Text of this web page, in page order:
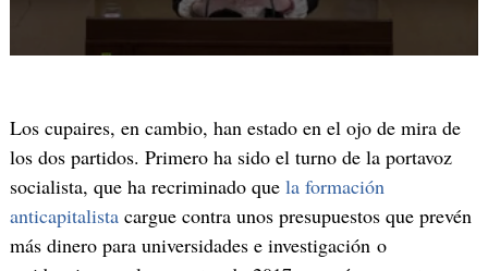
Los cupaires, en cambio, han estado en el ojo de mira de
los dos partidos. Primero ha sido el turno de la portavoz
socialista, que ha recriminado que la formación
anticapitalistacargue contra unos presupuestos que prevén
más dinero para universidades e investigación o